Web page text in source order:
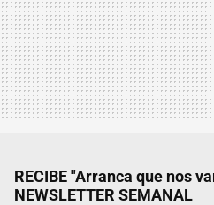
RECIBE "Arranca que nos
NEWSLETTER SEMANAL